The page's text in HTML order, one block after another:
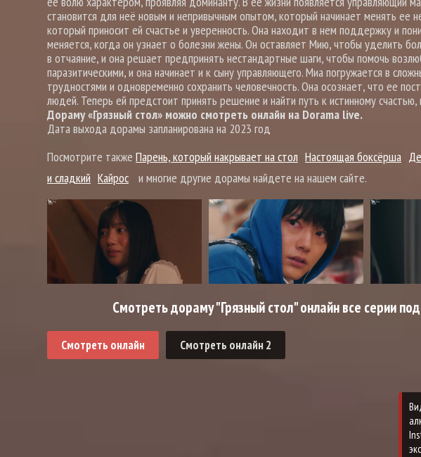
становится для неё новым и непривычным опытом, который начинает менять ее
который приносит ей счастье и уверенность. Она находит в нем поддержку и
меняется, когда он узнает о болезни жены. Он оставляет Мию, чтобы уделить
в отчаяние, и она решает предпринять нестандартные шаги, чтобы помочь
паразитическими, и она начинает и к сыну управляющего. Миа погружается в
трудностями и одновременно сохранить человечность. Она осознает, что ее
людей. Теперь ей предстоит принять решение и найти путь к истинному
Дораму «Грязный стол» можно смотреть онлайн на Dorama live.
Дата выхода дорамы запланирована на 2023 год
Посмотрите также Парень, который накрывает на стол Настоящая боксёрша
и сладкий Кайрос и многие другие дорамы найдете на нашем сайте.
Смотреть дораму "Грязный стол" онлайн все серии
Смотреть онлайн Смотреть онлайн 2